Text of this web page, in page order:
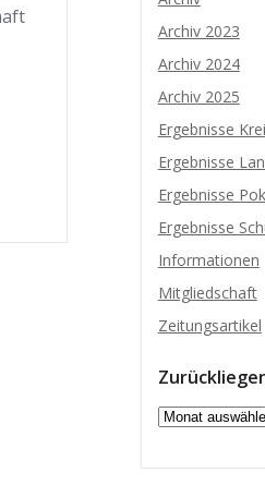
Archiv 2023
Archiv 2024
Archiv 2025
Ergebnisse
Ergebnisse
Ergebnisse
Ergebnisse
Informationen
Mitgliedschaft
Zeitungsartikel